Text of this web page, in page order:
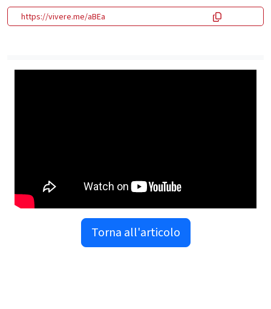
https://vivere.me/aBEa
Torna all'articolo